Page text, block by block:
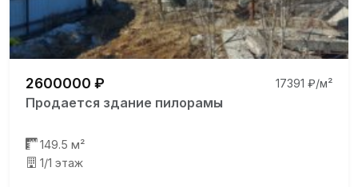
2600000 ₽ 17391 ₽/м²
Продается здание пилорамы
149.5 м²
1/1 этаж